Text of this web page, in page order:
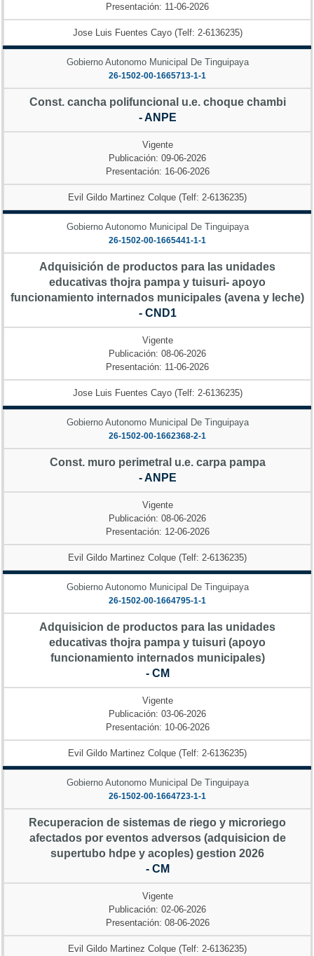
Presentación: 11-06-2026
Jose Luis Fuentes Cayo (Telf: 2-6136235)
Gobierno Autonomo Municipal De Tinguipaya
26-1502-00-1665713-1-1
Const. cancha polifuncional u.e. choque chambi
- ANPE
Vigente
Publicación: 09-06-2026
Presentación: 16-06-2026
Evil Gildo Martinez Colque (Telf: 2-6136235)
Gobierno Autonomo Municipal De Tinguipaya
26-1502-00-1665441-1-1
Adquisición de productos para las unidades
educativas thojra pampa y tuisuri- apoyo
funcionamiento internados municipales (avena y leche)
- CND1
Vigente
Publicación: 08-06-2026
Presentación: 11-06-2026
Jose Luis Fuentes Cayo (Telf: 2-6136235)
Gobierno Autonomo Municipal De Tinguipaya
26-1502-00-1662368-2-1
Const. muro perimetral u.e. carpa pampa
- ANPE
Vigente
Publicación: 08-06-2026
Presentación: 12-06-2026
Evil Gildo Martinez Colque (Telf: 2-6136235)
Gobierno Autonomo Municipal De Tinguipaya
26-1502-00-1664795-1-1
Adquisicion de productos para las unidades
educativas thojra pampa y tuisuri (apoyo
funcionamiento internados municipales)
- CM
Vigente
Publicación: 03-06-2026
Presentación: 10-06-2026
Evil Gildo Martinez Colque (Telf: 2-6136235)
Gobierno Autonomo Municipal De Tinguipaya
26-1502-00-1664723-1-1
Recuperacion de sistemas de riego y microriego
afectados por eventos adversos (adquisicion de
supertubo hdpe y acoples) gestion 2026
- CM
Vigente
Publicación: 02-06-2026
Presentación: 08-06-2026
Evil Gildo Martinez Colque (Telf: 2-6136235)